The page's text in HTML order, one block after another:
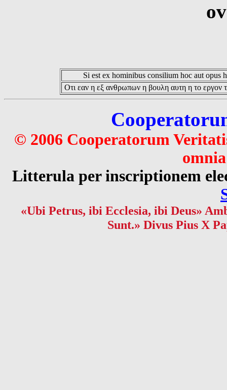
Si est ex hominibus consilium hoc aut opus
Οτι εαν η εξ ανθρωπων η βουλη αυτη η το εργον
© 2006 Cooperatorum
Litterula per inscriptionem
«Ubi Petrus, ibi Ecclesia, ibi Deus»
Sunt.» Divus Pius X